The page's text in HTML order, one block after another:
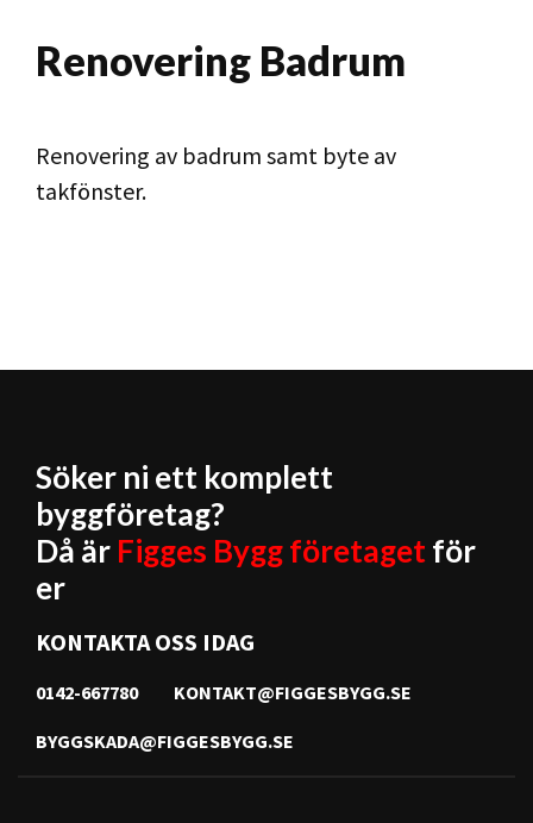
Renovering Badrum
Renovering av badrum samt byte av
takfönster.
Söker ni ett komplett
byggföretag?
Då är Figges Bygg företagetför
er
KONTAKTA OSS IDAG
0142-667780 KONTAKT@FIGGESBYGG.SE
BYGGSKADA@FIGGESBYGG.SE